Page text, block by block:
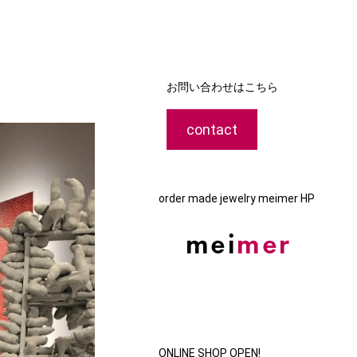
お問い合わせはこちら
contact
order made jewelry meimer HP
ONLINE SHOP OPEN!